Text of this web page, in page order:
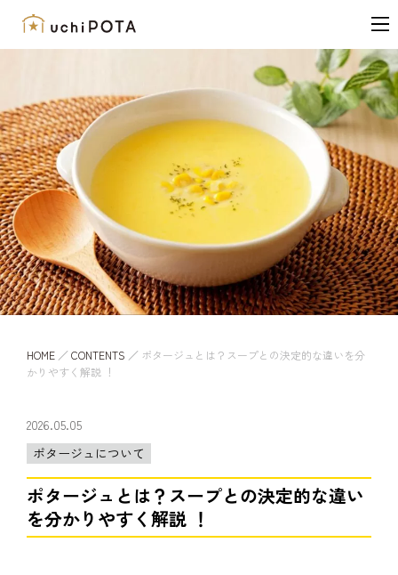
キ
ッ
プ
HOME ／ CONTENTS ／ ポタージュとは？スープとの決定的な違いを分
かりやすく解説 ！
2026.05.05
ポタージュについて
ポタージュとは？スープとの決定的な違い
を分かりやすく解説 ！